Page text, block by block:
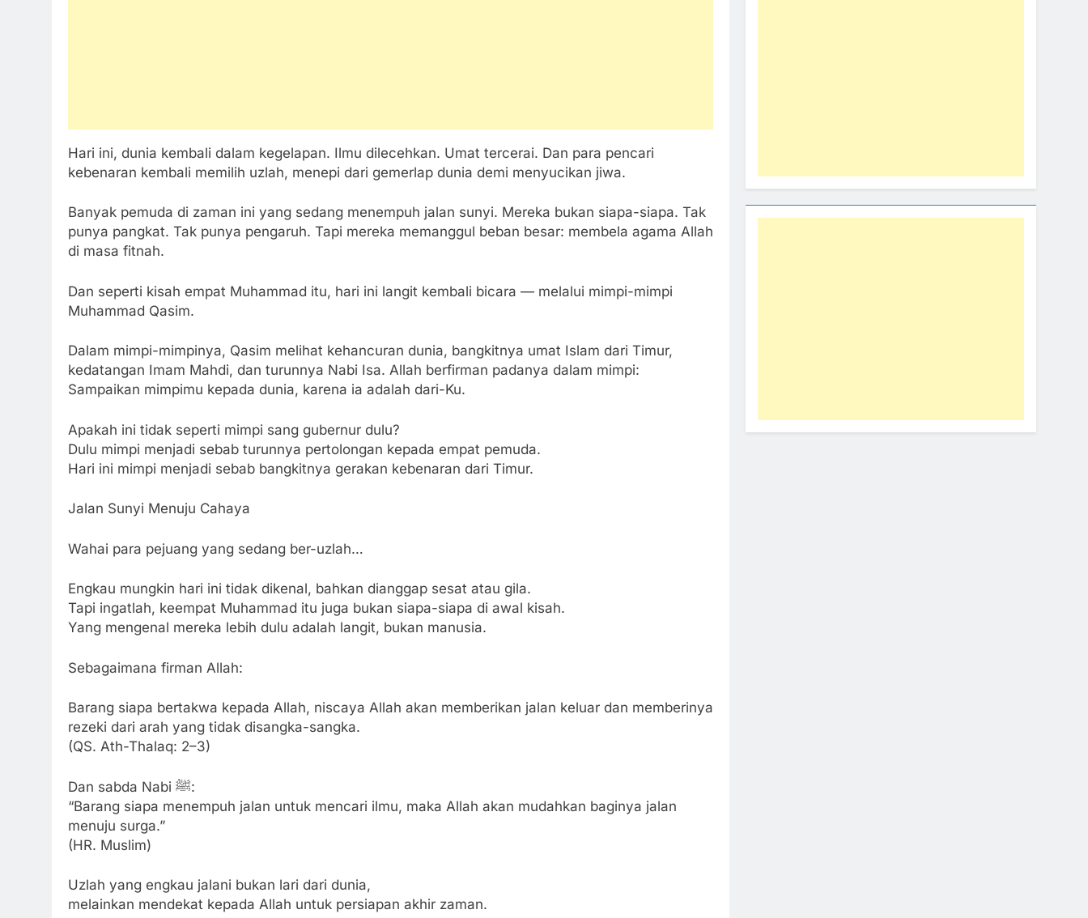
Hari ini, dunia kembali dalam kegelapan. Ilmu dilecehkan. Umat tercerai. Dan para pencari
kebenaran kembali memilih uzlah, menepi dari gemerlap dunia demi menyucikan jiwa.
Banyak pemuda di zaman ini yang sedang menempuh jalan sunyi. Mereka bukan siapa-siapa. Tak
punya pangkat. Tak punya pengaruh. Tapi mereka memanggul beban besar: membela agama Allah
di masa fitnah.
Dan seperti kisah empat Muhammad itu, hari ini langit kembali bicara — melalui mimpi-mimpi
Muhammad Qasim.
Dalam mimpi-mimpinya, Qasim melihat kehancuran dunia, bangkitnya umat Islam dari Timur,
kedatangan Imam Mahdi, dan turunnya Nabi Isa. Allah berfirman padanya dalam mimpi:
Sampaikan mimpimu kepada dunia, karena ia adalah dari-Ku.
Apakah ini tidak seperti mimpi sang gubernur dulu?
Dulu mimpi menjadi sebab turunnya pertolongan kepada empat pemuda.
Hari ini mimpi menjadi sebab bangkitnya gerakan kebenaran dari Timur.
Jalan Sunyi Menuju Cahaya
Wahai para pejuang yang sedang ber-uzlah…
Engkau mungkin hari ini tidak dikenal, bahkan dianggap sesat atau gila.
Tapi ingatlah, keempat Muhammad itu juga bukan siapa-siapa di awal kisah.
Yang mengenal mereka lebih dulu adalah langit, bukan manusia.
Sebagaimana firman Allah:
Barang siapa bertakwa kepada Allah, niscaya Allah akan memberikan jalan keluar dan memberinya
rezeki dari arah yang tidak disangka-sangka.
(QS. Ath-Thalaq: 2–3)
Dan sabda Nabi ﷺ:
“Barang siapa menempuh jalan untuk mencari ilmu, maka Allah akan mudahkan baginya jalan
menuju surga.”
(HR. Muslim)
Uzlah yang engkau jalani bukan lari dari dunia,
melainkan mendekat kepada Allah untuk persiapan akhir zaman.